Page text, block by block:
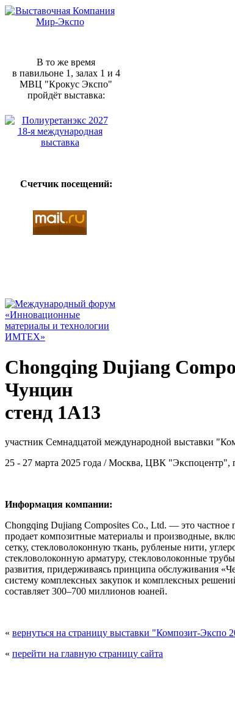
В то же время
в павильоне 1, залах 1 и 4
МВЦ "Крокус Экспо"
пройдёт выставка:
Счетчик посещений:
Chongqing Dujiang
Чунцин
стенд 1A13
участник Семнадцатой международной выставки
25 - 27 марта 2025 года / Москва, ЦВК "Экспоцентр",
Информация компании:
Chongqing Dujiang Composites Co., Ltd. — это
продает композитные материалы и производные,
сетку, стекловолоконную ткань, рубленые нити,
стекловолоконную арматуру, стекловолоконные
развития, придерживаясь принципа обслуживания
систему комплексных закупок и комплексных
составляет 300–700 миллионов юаней.
« вернуться на страницу выставки "Композит-Экспо
« перейти на главную страницу сайта